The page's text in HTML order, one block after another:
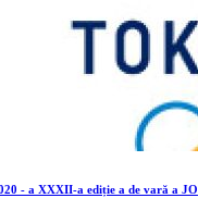
- a XXXII-a ediție a de vară a JO